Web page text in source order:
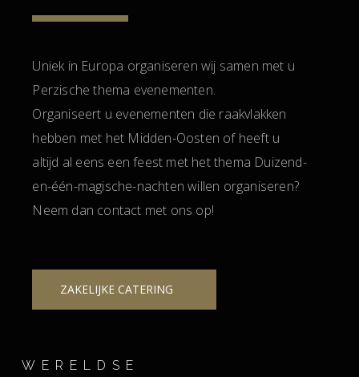
Uniek in Europa organiseren wij samen met u
Perzische thema evenementen.
Organiseert u evenementen die raakvlakken
hebben met het Midden-Oosten of heeft u
altijd al eens een feest met het thema Duizend-
en-één-magische-nachten willen organiseren?
Neem dan contact met ons op!
ZAKELIJKE CATERING
WERELDSE